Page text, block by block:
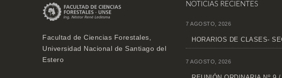
Facultad de Ciencias Forestales,
Universidad Nacional de Santiago del
Estero
NOTICIAS RECIENTES
7 AGOSTO, 2026
HORARIOS DE CLASES-
7 AGOSTO, 2026